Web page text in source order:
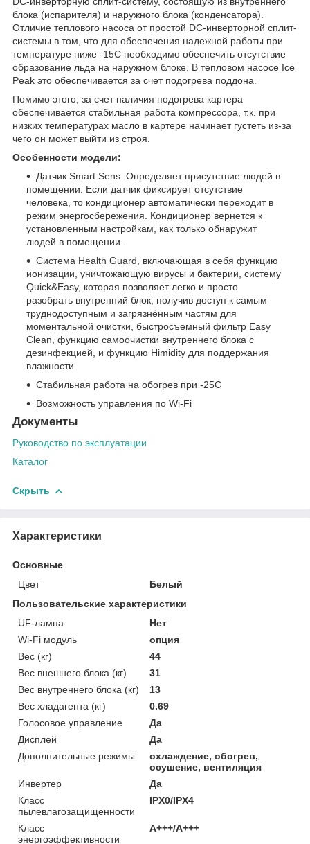
блока (испарителя) и наружного блока (конденсатора).
Отличие теплового насоса от простой DC-инверторной сплит-
системы в том, что для обеспечения надежной работы при
температуре ниже -15С необходимо обеспечить отсутствие
образование льда на наружном блоке. В тепловом насосе Ice
Peak это обеспечивается за счет подогрева поддона.
Помимо этого, за счет наличия подогрева картера
обеспечивается стабильная работа компрессора, т.к. при
низких температурах масло в картере начинает густеть из-за
чего он может выйти из строя.
Особенности модели:
Датчик Smart Sens. Определяет присутствие людей в
помещении. Если датчик фиксирует отсутствие
человека, то кондиционер автоматически переходит в
режим энергосбережения. Кондиционер вернется к
установленным настройкам, как только обнаружит
людей в помещении.
Система Health Guard, включающая в себя функцию
ионизации, уничтожающую вирусы и бактерии, систему
Quick&Easy, которая позволяет легко и просто
разобрать внутренний блок, получив доступ к самым
труднодоступным и загрязнённым частям для
моментальной очистки, быстросъемный фильтр Easy
Clean, функцию самоочистки внутреннего блока с
дезинфекцией, и функцию Himidity для поддержания
влажности.
Стабильная работа на обогрев при -25С
Возможность управления по Wi-Fi
Документы
Руководство по эксплуатации
Каталог
Скрыть
Характеристики
Основные
Цвет
Белый
Пользовательские характеристики
UF-лампа
Нет
Wi-Fi модуль
опция
Вес (кг)
44
Вес внешнего блока (кг)
31
Вес внутреннего блока (кг)
13
Вес хладагента (кг)
0.69
Голосовое управление
Да
Дисплей
Да
Дополнительные режимы
охлаждение, обогрев,
осушение, вентиляция
Инвертер
Да
Класс
пылевлагозащищенности
IPX0/IPX4
Класс
энергоэффективности
A+++/A+++